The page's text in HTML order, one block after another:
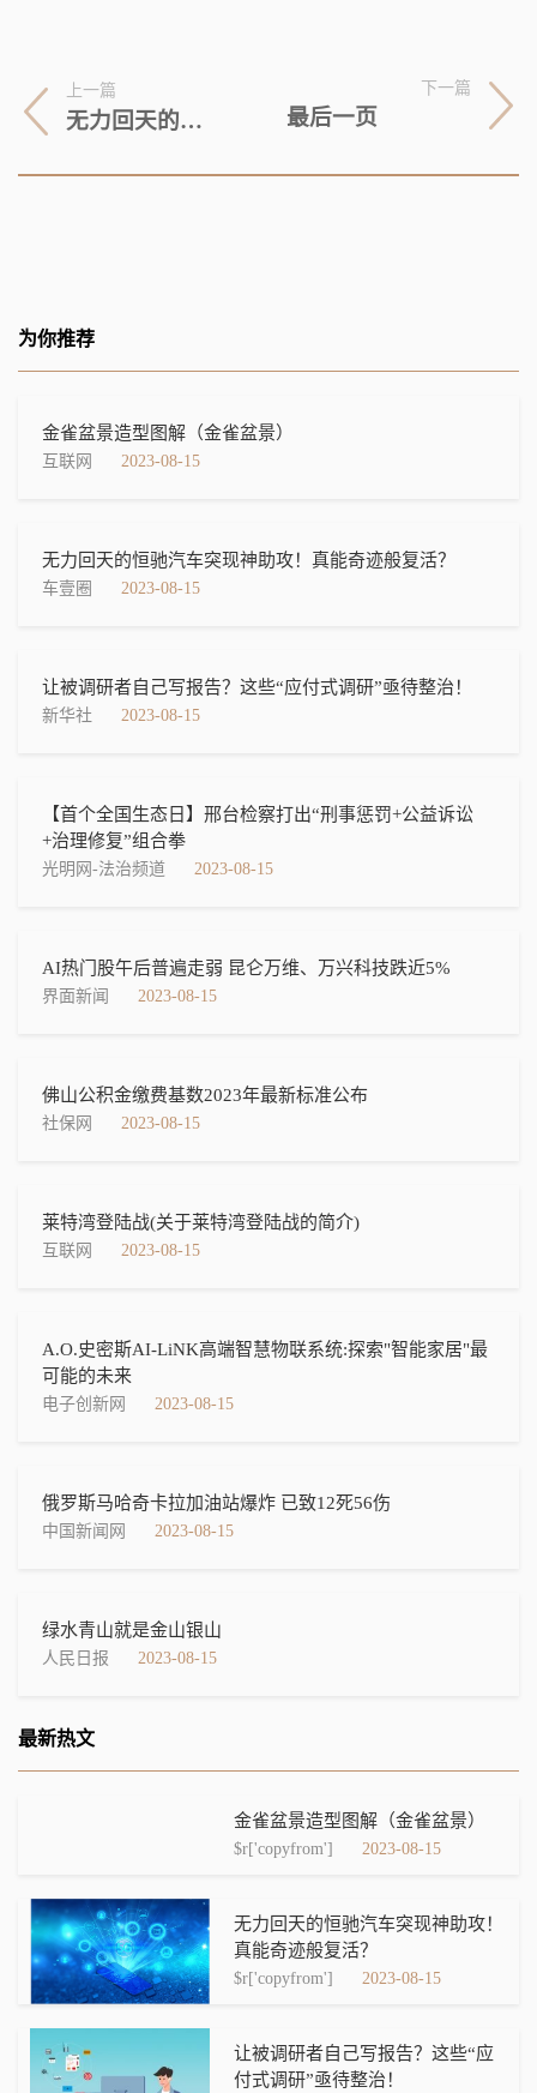
上一篇
无力回天的恒驰汽车突现神助攻！真能奇迹般复活？
下一篇
最后一页
为你推荐
金雀盆景造型图解（金雀盆景）
互联网 2023-08-15
无力回天的恒驰汽车突现神助攻！真能奇迹般复活？
车壹圈 2023-08-15
让被调研者自己写报告？这些“应付式调研”亟待整治！
新华社 2023-08-15
【首个全国生态日】邢台检察打出“刑事惩罚+公益诉讼
+治理修复”组合拳
光明网-法治频道 2023-08-15
AI热门股午后普遍走弱 昆仑万维、万兴科技跌近5%
界面新闻 2023-08-15
佛山公积金缴费基数2023年最新标准公布
社保网 2023-08-15
莱特湾登陆战(关于莱特湾登陆战的简介)
互联网 2023-08-15
A.O.史密斯AI-LiNK高端智慧物联系统:探索"智能家居"最
可能的未来
电子创新网 2023-08-15
俄罗斯马哈奇卡拉加油站爆炸 已致12死56伤
中国新闻网 2023-08-15
绿水青山就是金山银山
人民日报 2023-08-15
最新热文
金雀盆景造型图解（金雀盆景）
$r['copyfrom'] 2023-08-15
无力回天的恒驰汽车突现神助攻！
真能奇迹般复活？
$r['copyfrom'] 2023-08-15
让被调研者自己写报告？这些“应
付式调研”亟待整治！